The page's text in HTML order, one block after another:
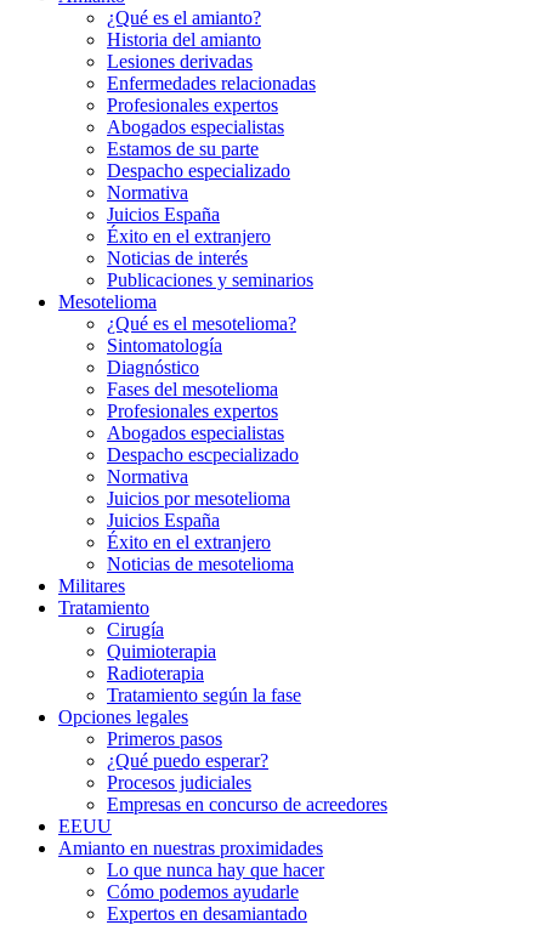
¿Qué es el amianto?
Historia del amianto
Lesiones derivadas
Enfermedades relacionadas
Profesionales expertos
Abogados especialistas
Estamos de su parte
Despacho especializado
Normativa
Juicios España
Éxito en el extranjero
Noticias de interés
Publicaciones y seminarios
Mesotelioma
¿Qué es el mesotelioma?
Sintomatología
Diagnóstico
Fases del mesotelioma
Profesionales expertos
Abogados especialistas
Despacho escpecializado
Normativa
Juicios por mesotelioma
Juicios España
Éxito en el extranjero
Noticias de mesotelioma
Militares
Tratamiento
Cirugía
Quimioterapia
Radioterapia
Tratamiento según la fase
Opciones legales
Primeros pasos
¿Qué puedo esperar?
Procesos judiciales
Empresas en concurso de acreedores
EEUU
Amianto en nuestras proximidades
Lo que nunca hay que hacer
Cómo podemos ayudarle
Expertos en desamiantado